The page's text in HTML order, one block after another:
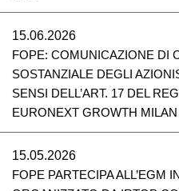
15.06.2026
FOPE: COMUNICAZIONE DI
SOSTANZIALE DEGLI
SENSI DELL’ART. 17 DEL
EURONEXT GROWTH MILAN
15.05.2026
FOPE PARTECIPA ALL’EGM